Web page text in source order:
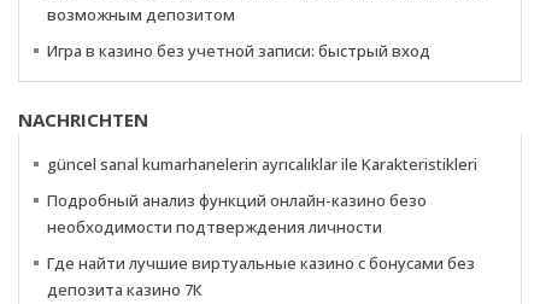
возможным депозитом
Игра в казино без учетной записи: быстрый вход
NACHRICHTEN
güncel sanal kumarhanelerin ayrıcalıklar ile Karakteristikleri
Подробный анализ функций онлайн-казино безо
необходимости подтверждения личности
Где найти лучшие виртуальные казино с бонусами без
депозита казино 7К